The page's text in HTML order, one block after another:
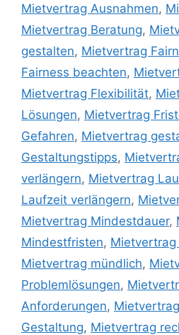
Mietvertrag Ausnahmen,
Mietvertrag Beratung,
gestalten, Mietvertrag
Fairness beachten,
Mietvertrag Flexibilität,
Lösungen, Mietvertrag
Gefahren, Mietvertrag
Gestaltungstipps,
verlängern, Mietvertrag
Laufzeit verlängern,
Mietvertrag Mindestdauer,
Mindestfristen,
Mietvertrag mündlich,
Problemlösungen,
Anforderungen,
Gestaltung, Mietvertrag